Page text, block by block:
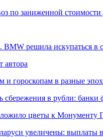
по заниженной стоимости
решила искупаться в
автора
и гороскопам в разные
сбережения в рубли:
цветы к
увеличены: выплаты